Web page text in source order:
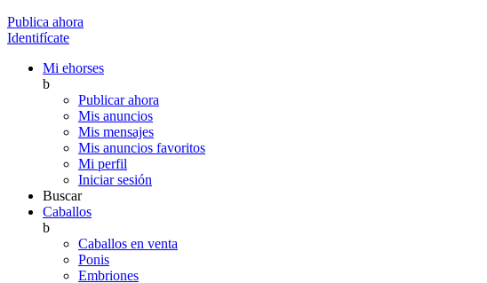
Publica ahora
Identifícate
Mi ehorses
b
Publicar ahora
Mis anuncios
Mis mensajes
Mis anuncios favoritos
Mi perfil
Iniciar sesión
Buscar
Caballos
b
Caballos en venta
Ponis
Embriones